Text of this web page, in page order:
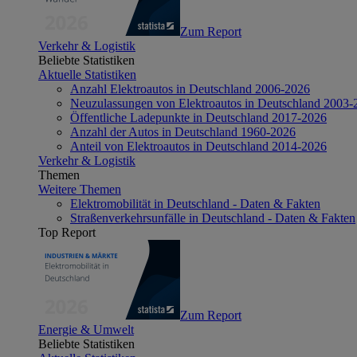
Zum Report
Verkehr & Logistik
Beliebte Statistiken
Aktuelle Statistiken
Anzahl Elektroautos in Deutschland 2006-2026
Neuzulassungen von Elektroautos in Deutschland 2003-
Öffentliche Ladepunkte in Deutschland 2017-2026
Anzahl der Autos in Deutschland 1960-2026
Anteil von Elektroautos in Deutschland 2014-2026
Verkehr & Logistik
Themen
Weitere Themen
Elektromobilität in Deutschland - Daten & Fakten
Straßenverkehrsunfälle in Deutschland - Daten & Fakten
Top Report
Zum Report
Energie & Umwelt
Beliebte Statistiken